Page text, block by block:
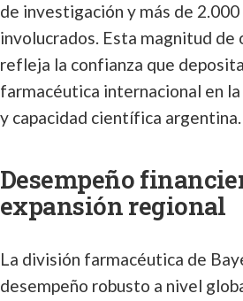
de investigación y más de
involucrados. Esta magnitud de
refleja la confianza que
farmacéutica internacional en
y capacidad científica argentina.
Desempeño
expansión regional
La división farmacéutica de
desempeño robusto a nivel